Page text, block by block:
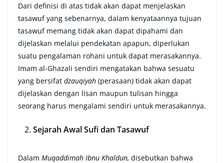
Dari definisi di atas tidak akan dapat menjelaskan
tasawuf yang sebenarnya, dalam kenyataannya tujuan
tasawuf memang tidak akan dapat dipahami dan
dijelaskan melalui pendekatan apapun, diperlukan
suatu pengalaman rohani untuk dapat merasakannya.
Imam al-Ghazali sendiri mengatakan bahwa sesuatu
yang bersifat dzauqiyah (perasaan) tidak akan dapat
dijelaskan dengan lisan maupun tulisan hingga
seorang harus mengalami sendiri untuk merasakannya.
Sejarah Awal Sufi dan Tasawuf
Dalam Muqaddimah Ibnu Khaldun, disebutkan bahwa